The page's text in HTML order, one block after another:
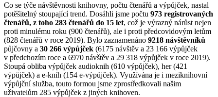
Co se týče návštěvnosti knihovny, počtu čtenářů a výpůjček, nastal
potěšitelný stoupající trend. Dosáhli jsme počtu 973 registrovaných
čtenářů, z toho 283 čtenářů do 15 let, což je výrazný nárůst nejen
proti minulému roku (900 čtenářů), ale i proti předcovidovým letům
(828 čtenářů v roce 2019). Bylo zaznamenáno 9218 návštěvníků
půjčovny a 30 266 výpůjček (6175 návštěv a 23 166 výpůjček
v předchozím roce a 6970 návštěv a 29 318 výpůjček v roce 2019).
Stoupá obliba výpůjček audioknih (610 výpůjček), her (421
výpůjček) a e-knih (154 e-výpůjček). Využívána je i meziknihovní
výpůjční služba, touto formou jsme zprostředkovali našim
uživatelům 285 výpůjček z jiných knihoven.